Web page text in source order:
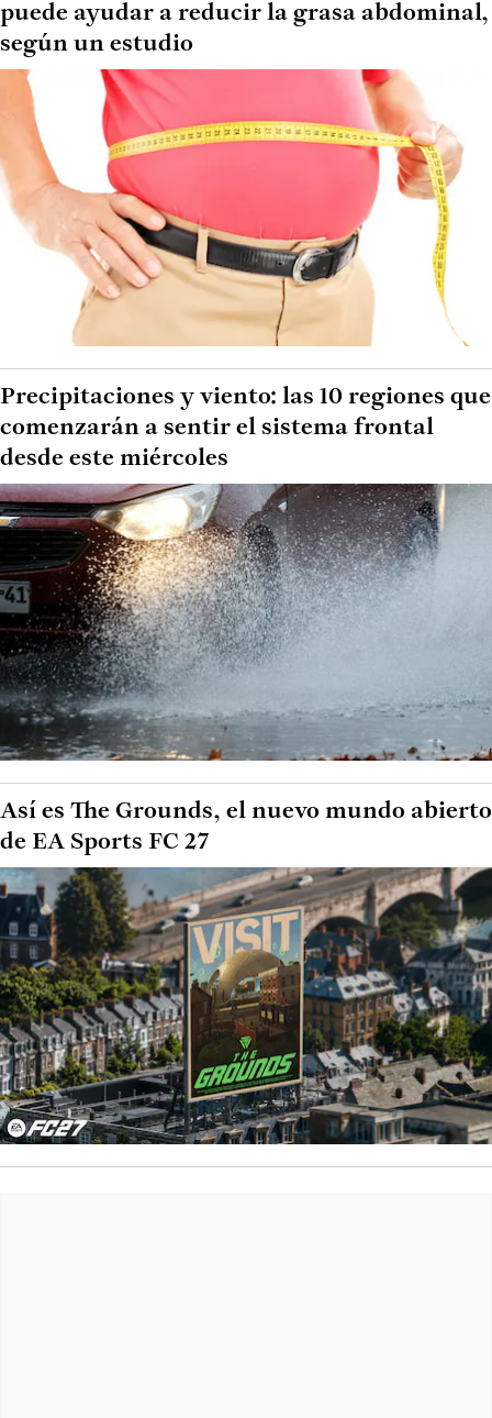
puede ayudar a reducir la grasa abdominal,
según un estudio
Precipitaciones y viento: las 10 regiones que
comenzarán a sentir el sistema frontal
desde este miércoles
Así es The Grounds, el nuevo mundo abierto
de EA Sports FC 27